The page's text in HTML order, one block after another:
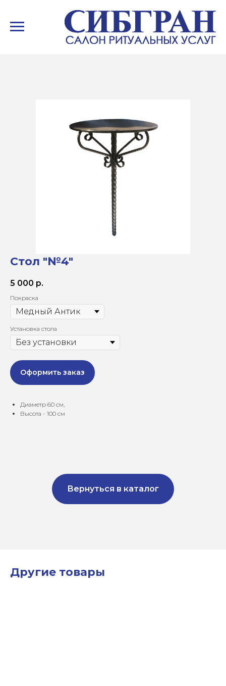
Стол "№4"
5 000 р.
Покраска
Установка стола
Оформить заказ
Диаметр 60 см,
Высота - 100 см
Вернуться в каталог
Другие товары